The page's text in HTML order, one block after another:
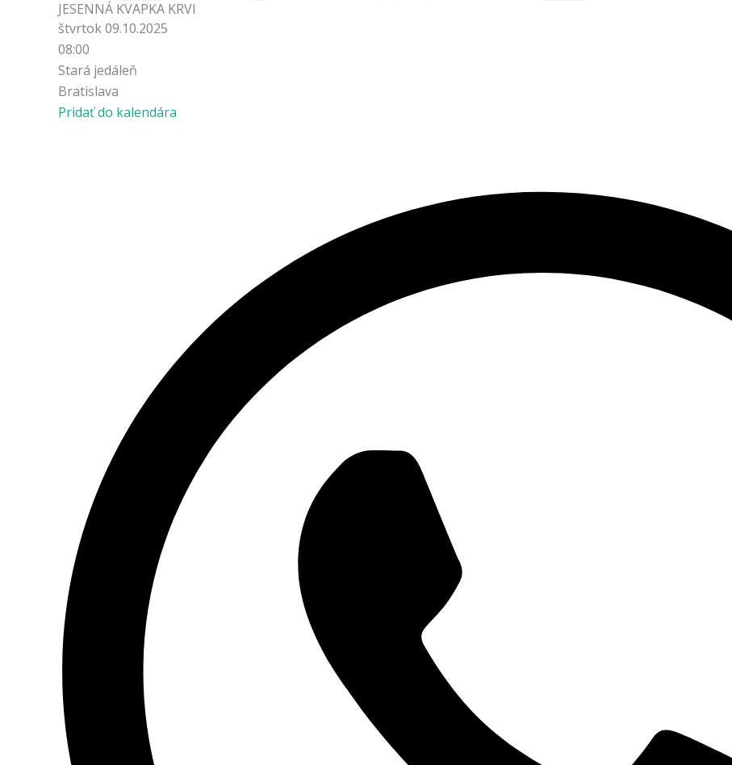
JESENNÁ KVAPKA KRVI
štvrtok 09.10.2025
08:00
Stará jedáleň
Bratislava
Pridať do kalendára